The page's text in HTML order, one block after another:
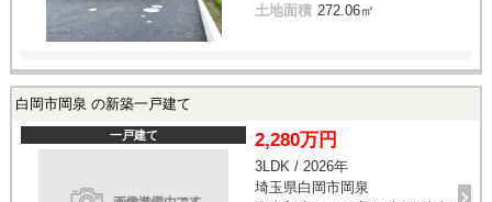
土地面積 272.06㎡
白岡市岡泉 の新築一戸建て
一戸建て 2,280万円
3LDK / 2026年
埼玉県白岡市岡泉